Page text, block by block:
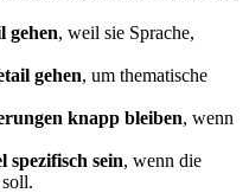
gehen, weil sie Sprache,
gehen, um thematische
knapp bleiben, wenn
spezifisch sein, wenn die